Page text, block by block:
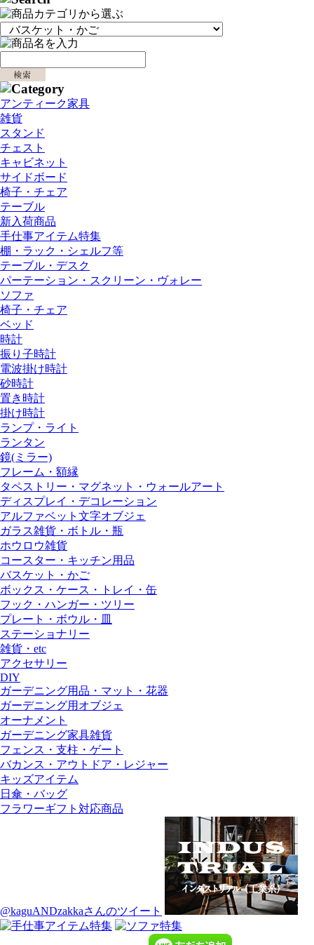
アンティーク家具
雑貨
スタンド
チェスト
キャビネット
サイドボード
椅子・チェア
テーブル
新入荷商品
手仕事アイテム特集
棚・ラック・シェルフ等
テーブル・デスク
パーテーション・スクリーン・ヴォレー
ソファ
椅子・チェア
ベッド
時計
振り子時計
電波掛け時計
砂時計
置き時計
掛け時計
ランプ・ライト
ランタン
鏡(ミラー)
フレーム・額縁
タペストリー・マグネット・ウォールアート
ディスプレイ・デコレーション
アルファベット文字オブジェ
ガラス雑貨・ボトル・瓶
ホウロウ雑貨
コースター・キッチン用品
バスケット・かご
ボックス・ケース・トレイ・缶
フック・ハンガー・ツリー
プレート・ボウル・皿
ステーショナリー
雑貨・etc
アクセサリー
DIY
ガーデニング用品・マット・花器
ガーデニング用オブジェ
オーナメント
ガーデニング家具雑貨
フェンス・支柱・ゲート
バカンス・アウトドア・レジャー
キッズアイテム
日傘・バッグ
フラワーギフト対応商品
@kaguANDzakkaさんのツイート